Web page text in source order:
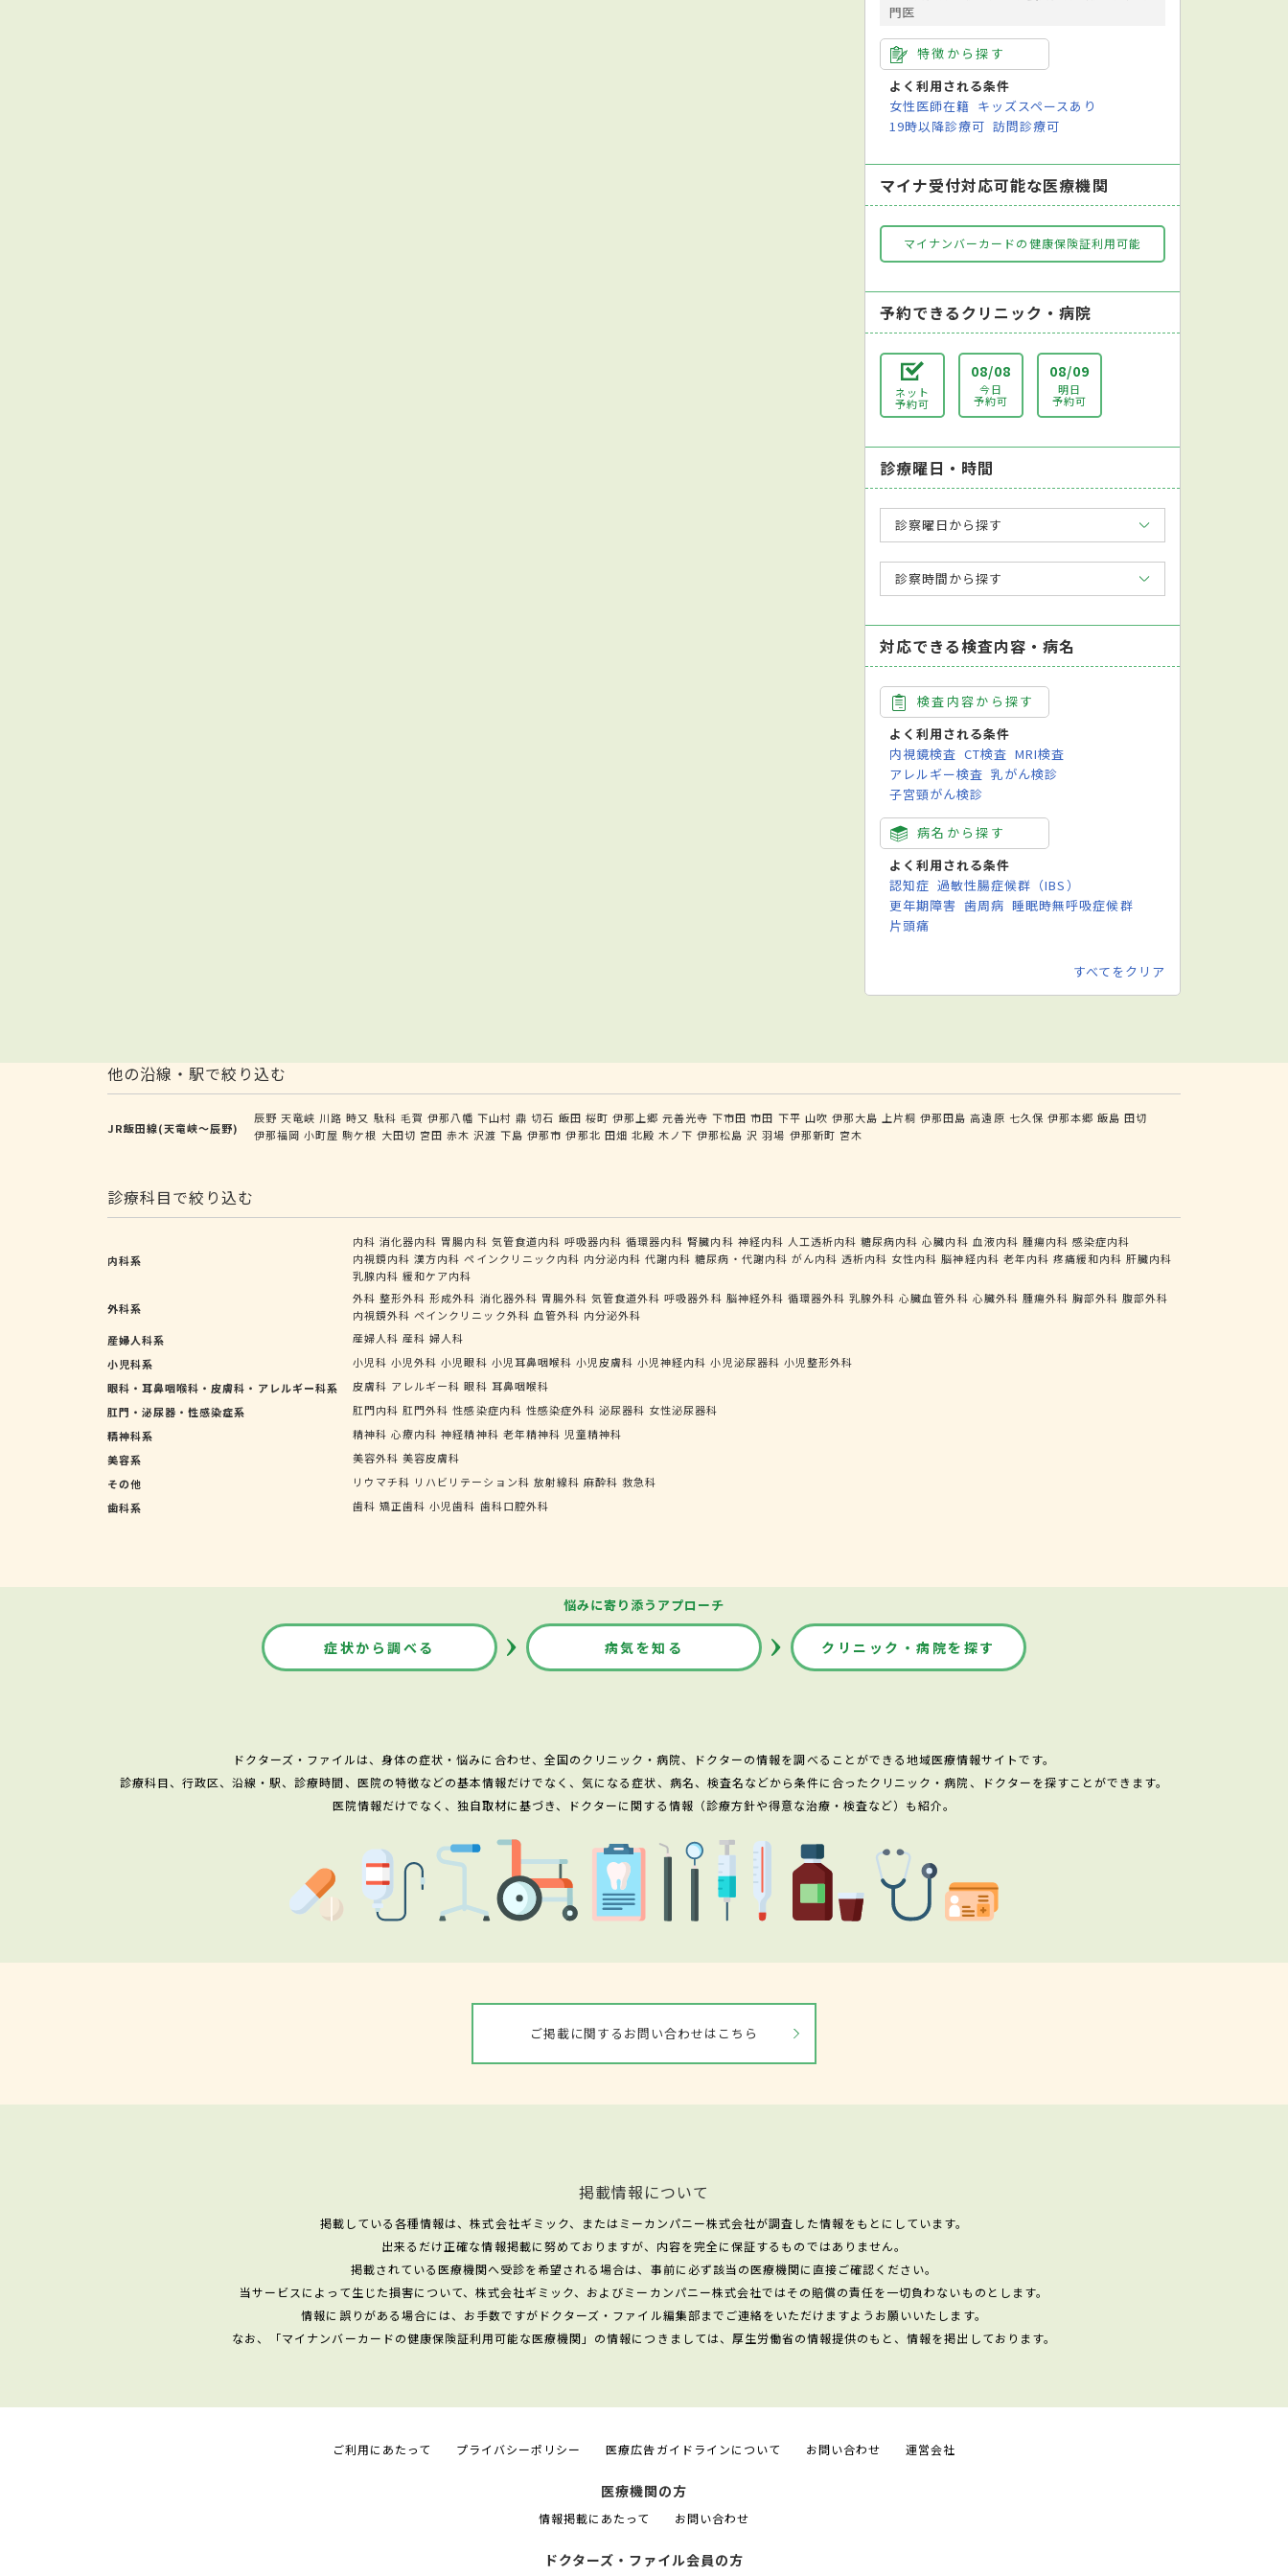
門医
特徴から探す
よく利用される条件
女性医師在籍 キッズスペースあり
19時以降診療可 訪問診療可
マイナ受付対応可能な医療機関
マイナンバーカードの健康保険証利用可能
予約できるクリニック・病院
ネット
予約可
08/08
今日
予約可
08/09
明日
予約可
診療曜日・時間
診察曜日から探す
診察時間から探す
対応できる検査内容・病名
検査内容から探す
よく利用される条件
内視鏡検査 CT検査 MRI検査
アレルギー検査 乳がん検診
子宮頸がん検診
病名から探す
よく利用される条件
認知症 過敏性腸症候群（IBS）
更年期障害 歯周病 睡眠時無呼吸症候群
片頭痛
すべてをクリア
他の沿線・駅で絞り込む
JR飯田線(天竜峡～辰野)
辰野 天竜峡 川路 時又 駄科 毛賀 伊那八幡 下山村 鼎 切石 飯田 桜町 伊那上郷 元善光寺 下市田 市田 下平 山吹 伊那大島 上片桐 伊那田島 高遠原 七久保 伊那本郷 飯島 田切
伊那福岡 小町屋 駒ケ根 大田切 宮田 赤木 沢渡 下島 伊那市 伊那北 田畑 北殿 木ノ下 伊那松島 沢 羽場 伊那新町 宮木
診療科目で絞り込む
内科系
内科 消化器内科 胃腸内科 気管食道内科 呼吸器内科 循環器内科 腎臓内科 神経内科 人工透析内科 糖尿病内科 心臓内科 血液内科 腫瘍内科 感染症内科
内視鏡内科 漢方内科 ペインクリニック内科 内分泌内科 代謝内科 糖尿病・代謝内科 がん内科 透析内科 女性内科 脳神経内科 老年内科 疼痛緩和内科 肝臓内科
乳腺内科 緩和ケア内科
外科系
外科 整形外科 形成外科 消化器外科 胃腸外科 気管食道外科 呼吸器外科 脳神経外科 循環器外科 乳腺外科 心臓血管外科 心臓外科 腫瘍外科 胸部外科 腹部外科
内視鏡外科 ペインクリニック外科 血管外科 内分泌外科
産婦人科系
産婦人科 産科 婦人科
小児科系
小児科 小児外科 小児眼科 小児耳鼻咽喉科 小児皮膚科 小児神経内科 小児泌尿器科 小児整形外科
眼科・耳鼻咽喉科・皮膚科・アレルギー科系
皮膚科 アレルギー科 眼科 耳鼻咽喉科
肛門・泌尿器・性感染症系
肛門内科 肛門外科 性感染症内科 性感染症外科 泌尿器科 女性泌尿器科
精神科系
精神科 心療内科 神経精神科 老年精神科 児童精神科
美容系
美容外科 美容皮膚科
その他
リウマチ科 リハビリテーション科 放射線科 麻酔科 救急科
歯科系
歯科 矯正歯科 小児歯科 歯科口腔外科
悩みに寄り添うアプローチ
症状から調べる 病気を知る クリニック・病院を探す
ドクターズ・ファイルは、身体の症状・悩みに合わせ、全国のクリニック・病院、ドクターの情報を調べることができる地域医療情報サイトです。
診療科目、行政区、沿線・駅、診療時間、医院の特徴などの基本情報だけでなく、気になる症状、病名、検査名などから条件に合ったクリニック・病院、ドクターを探すことができます。
医院情報だけでなく、独自取材に基づき、ドクターに関する情報（診療方針や得意な治療・検査など）も紹介。
ご掲載に関するお問い合わせはこちら
掲載情報について
掲載している各種情報は、株式会社ギミック、またはミーカンパニー株式会社が調査した情報をもとにしています。
出来るだけ正確な情報掲載に努めておりますが、内容を完全に保証するものではありません。
掲載されている医療機関へ受診を希望される場合は、事前に必ず該当の医療機関に直接ご確認ください。
当サービスによって生じた損害について、株式会社ギミック、およびミーカンパニー株式会社ではその賠償の責任を一切負わないものとします。
情報に誤りがある場合には、お手数ですがドクターズ・ファイル編集部までご連絡をいただけますようお願いいたします。
なお、「マイナンバーカードの健康保険証利用可能な医療機関」の情報につきましては、厚生労働省の情報提供のもと、情報を掲出しております。
ご利用にあたって プライバシーポリシー 医療広告ガイドラインについて お問い合わせ 運営会社
医療機関の方
情報掲載にあたって お問い合わせ
ドクターズ・ファイル会員の方